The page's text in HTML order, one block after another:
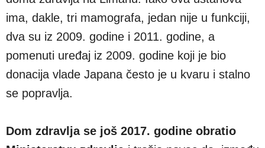
ima, dakle, tri mamografa, jedan nije u funkciji,
dva su iz 2009. godine i 2011. godine, a
pomenuti uređaj iz 2009. godine koji je bio
donacija vlade Japana često je u kvaru i stalno
se popravlja.
Dom zdravlja se još 2017. godine obratio